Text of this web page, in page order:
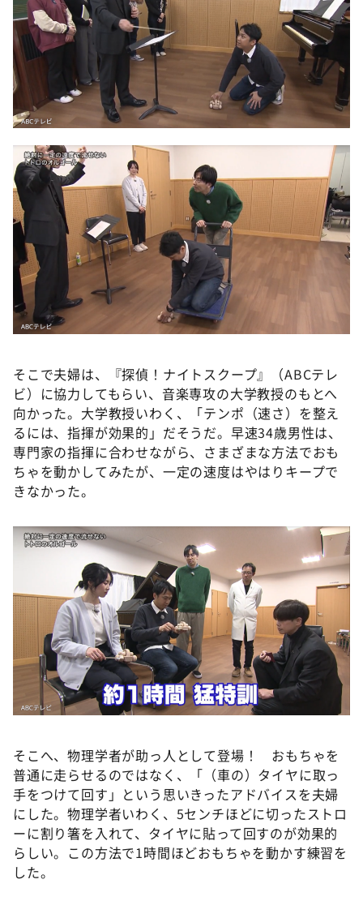
そこで夫婦は、『探偵！ナイトスクープ』（ABCテレ
ビ）に協力してもらい、音楽専攻の大学教授のもとへ
向かった。大学教授いわく、「テンポ（速さ）を整え
るには、指揮が効果的」だそうだ。早速34歳男性は、
専門家の指揮に合わせながら、さまざまな方法でおも
ちゃを動かしてみたが、一定の速度はやはりキープで
きなかった。
そこへ、物理学者が助っ人として登場！ おもちゃを
普通に走らせるのではなく、「（車の）タイヤに取っ
手をつけて回す」という思いきったアドバイスを夫婦
にした。物理学者いわく、5センチほどに切ったストロ
ーに割り箸を入れて、タイヤに貼って回すのが効果的
らしい。この方法で1時間ほどおもちゃを動かす練習を
した。